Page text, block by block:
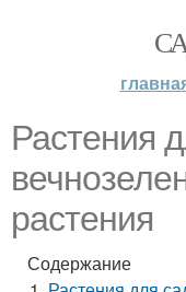
Растения
растения
Содержание